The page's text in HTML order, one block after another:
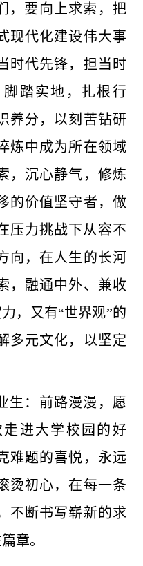
，要向上求索，把
现代化建设伟大事
时代先锋，担当时
踏实地，扎根行
养分，以刻苦钻研
炼中成为所在领域
，沉心静气，修炼
的价值坚守者，做
压力挑战下从容不
向，在人生的长河
，融通中外、兼收
，又有“世界观”的
多元文化，以坚定
生：前路漫漫，愿
进大学校园的好
难题的喜悦，永远
烫初心，在每一条
不断书写崭新的求
章。